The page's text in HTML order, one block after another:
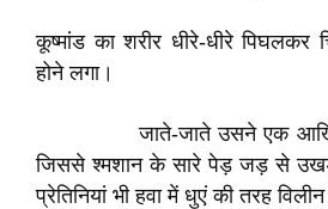
कूष्मांड का शरीर धीरे-धीरे पिघलकर
होने लगा।
जाते-जाते उसने एक आखिरी
जिससे श्मशान के सारे पेड़ जड़ से
प्रेतिनियां भी हवा में धुएं की तरह